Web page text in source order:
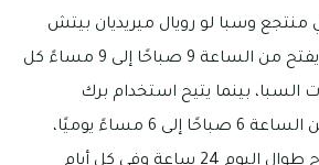
منتجع وسبا لو رويال ميريديان بيتش
على شارع الممشى، ويفتح من الساعة 9 صباحًا إلى 9 مساءً كل
السبا، بينما يتيح استخدام برك
السباحة والجاكوزي من الساعة 6 صباحًا إلى 6 مساءً يوميًا،